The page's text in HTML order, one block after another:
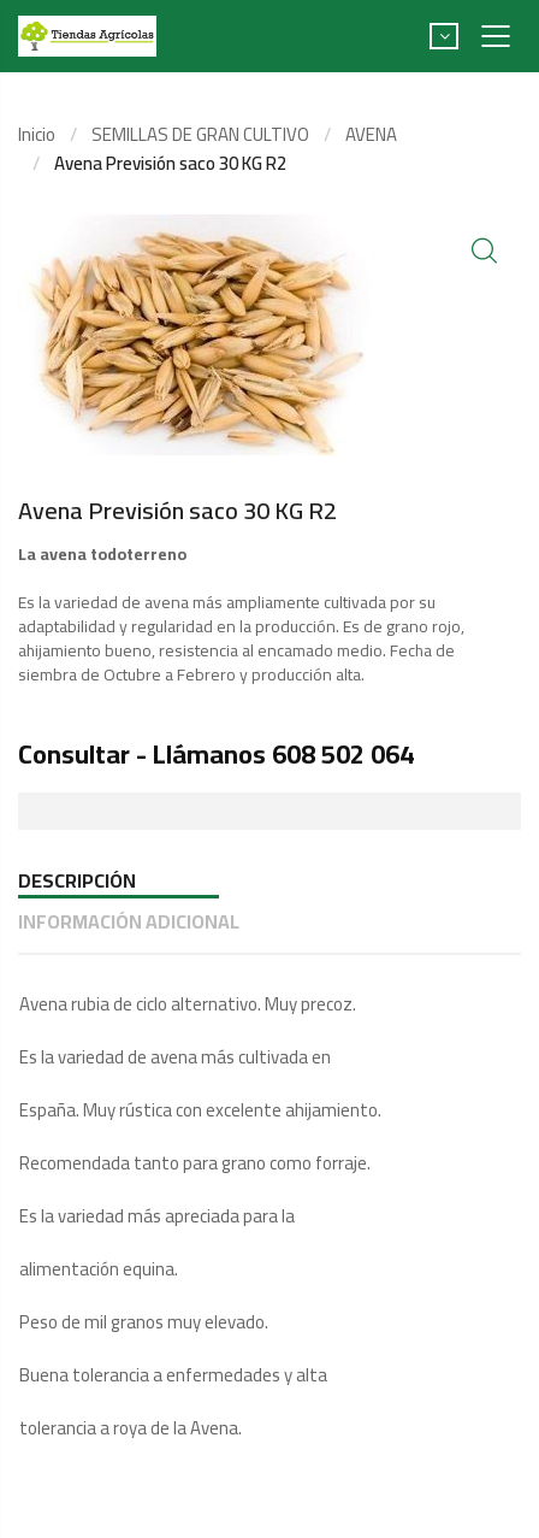
Inicio SEMILLAS DE GRAN CULTIVO
AVENA
Avena Previsión saco 30 KG R2
Avena Previsión saco 30 KG R2
La avena todoterreno
Es la variedad de avena más ampliamente cultivada por su
adaptabilidad y regularidad en la producción. Es de grano rojo,
ahijamiento bueno, resistencia al encamado medio. Fecha de
siembra de Octubre a Febrero y producción alta.
Consultar - Llámanos 608 502 064
DESCRIPCIÓN
INFORMACIÓN ADICIONAL
Avena rubia de ciclo alternativo. Muy precoz.
Es la variedad de avena más cultivada en
España. Muy rústica con excelente ahijamiento.
Recomendada tanto para grano como forraje.
Es la variedad más apreciada para la
alimentación equina.
Peso de mil granos muy elevado.
Buena tolerancia a enfermedades y alta
tolerancia a roya de la Avena.